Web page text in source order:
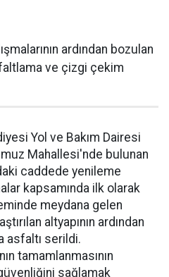
ardından bozulan
ve çizgi çekim
Yol ve Bakım Dairesi
Mahallesi'nde bulunan
caddede yenileme
kapsamında ilk olarak
meydana gelen
altyapının ardından
asfaltı serildi.
tamamlanmasının
sağlamak